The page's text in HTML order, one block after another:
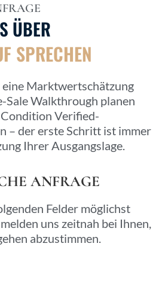
ÜBER
SPRECHEN
eine Marktwertschätzung
Sale Walkthrough planen
Verified-
– der erste Schritt ist immer
Ihrer Ausgangslage.
ANFRAGE
Felder möglichst
uns zeitnah bei Ihnen,
abzustimmen.